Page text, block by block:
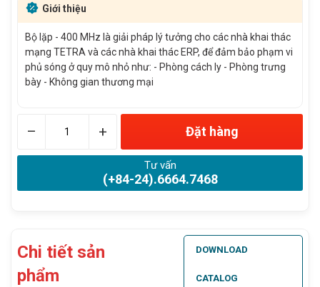
Giới thiệu
Bộ lặp - 400 MHz là giải pháp lý tưởng cho các nhà khai thác
mạng TETRA và các nhà khai thác ERP, để đảm bảo phạm vi
phủ sóng ở quy mô nhỏ như: - Phòng cách ly - Phòng trưng
bày - Không gian thương mại
– + Đặt hàng
Tư vấn
(+84-24).6664.7468
Chi tiết sản
phẩm
DOWNLOAD
CATALOG